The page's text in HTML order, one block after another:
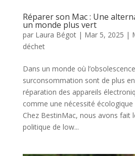
Réparer son Mac : Une
un monde plus vert
par Laura Bégot| Mar 5, 2025 |
déchet
Dans un monde où
surconsommation sont de plus
réparation des appareils
comme une nécessité
Chez BestinMac, nous avons fait
politique de low...